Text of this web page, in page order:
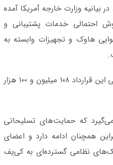
بیانیه وزارت خارجه آمریکا آمده
احتمالی خدمات پشتیبانی و
هاوک و تجهیزات وابسته به
بر اساس این بیانیه، ارزش تقریبی این قرارداد ۱۰۸ میلیون و ۱۰۰ هزار
که حمایت‌های تسلیحاتی
همچنان ادامه دارد و اعضای
نظامی گسترده‌ای به کی‌یف